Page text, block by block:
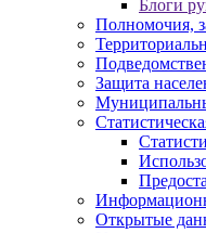
Блоги
Полномочия,
Защита
Открытые